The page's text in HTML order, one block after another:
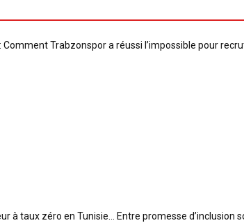
Comment Trabzonspor a réussi l’impossible pour
à taux zéro en Tunisie… Entre promesse d’inclusion